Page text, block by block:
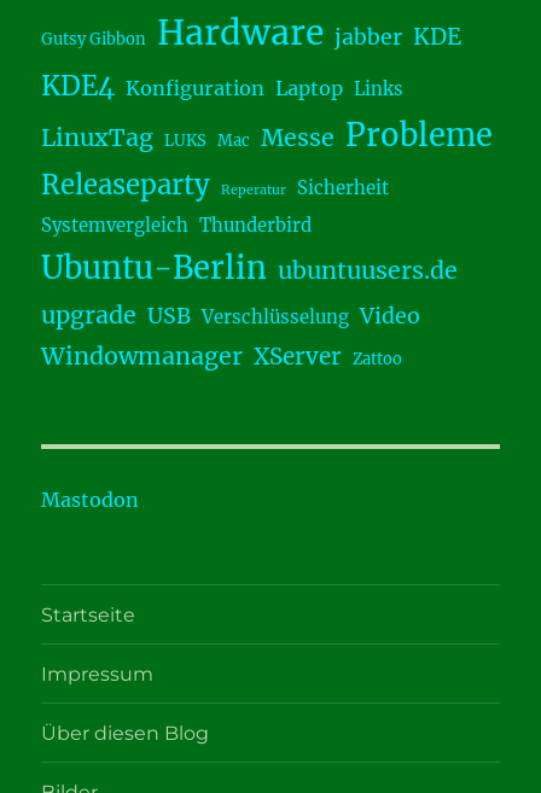
Gutsy Gibbon Hardware jabber KDE
KDE4 Konfiguration Laptop Links
LinuxTag LUKS Mac Messe Probleme
Releaseparty Reperatur
Sicherheit
Systemvergleich Thunderbird
Ubuntu-Berlin ubuntuusers.de
upgrade USB Verschlüsselung Video
Windowmanager XServer Zattoo
Mastodon
Startseite
Impressum
Über diesen Blog